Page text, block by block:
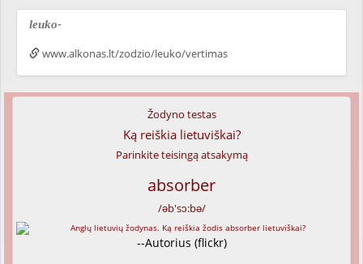
leuko-
www.alkonas.lt/zodzio/leuko/vertimas
Žodyno testas
Ką reiškia lietuviškai?
Parinkite teisingą atsakymą
absorber
/əb'sɔ:bə/
--Autorius (flickr)